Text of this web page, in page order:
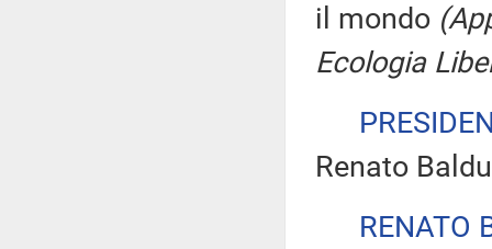
il mondo
Ecologia
Renato
RENATO